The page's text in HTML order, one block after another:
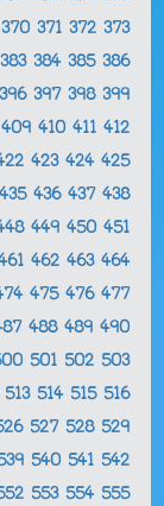
370 371 372 373
383 384 385 386
396 397 398 399
409 410 411 412
423 424 425
435 436 437 438
449 450 451
462 463 464
475 476 477
488 489 490
501 502 503
513 514 515 516
527 528 529
540 541 542
553 554 555